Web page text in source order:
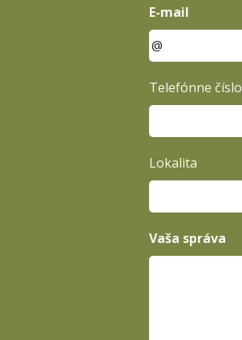
E-mail
Telefónne číslo
Lokalita
Vaša správa